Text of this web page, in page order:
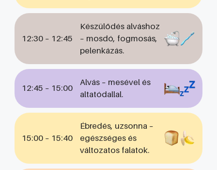
12:30 – 12:45
Készülődés alváshoz
– mosdó, fogmosás,
pelenkázás.
12:45 – 15:00
Alvás – mesével és
altatódallal.
15:00 – 15:40
Ébredés, uzsonna –
egészséges és
változatos falatok.